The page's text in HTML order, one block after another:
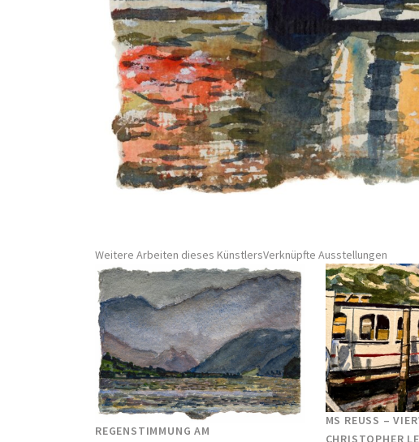
Weitere Arbeiten dieses KünstlersVerknüpfte Ausstellungen
REGENSTIMMUNG AM
MS REUSS –
CHRISTOPHER